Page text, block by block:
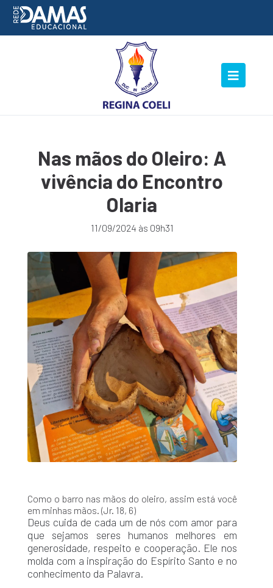
Nas mãos do Oleiro: A
vivência do Encontro
Olaria
11/09/2024 às 09h31
Como o barro nas mãos do oleiro, assim está você
em minhas mãos. (Jr. 18, 6)
Deus cuida de cada um de nós com amor para
que sejamos seres humanos melhores em
generosidade, respeito e cooperação. Ele nos
molda com a inspiração do Espírito Santo e no
conhecimento da Palavra.